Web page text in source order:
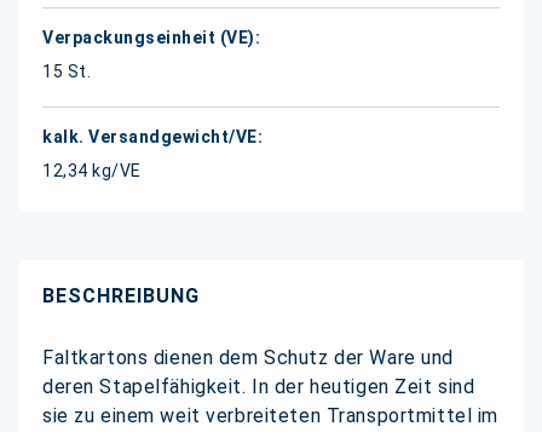
15 St.
12,34 kg/VE
BESCHREIBUNG
Faltkartons dienen dem Schutz der Ware und
deren Stapelfähigkeit. In der heutigen Zeit sind
sie zu einem weit verbreiteten Transportmittel im